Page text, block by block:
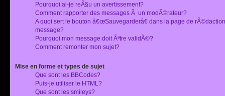
Pourquoi ai-je reÃ§u un avertissement?
Comment rapporter des messages Ã un modÃ©rateur?
A quoi sert le bouton â€œSauvegarderâ€ dans la page de
message?
Pourquoi mon message doit Ãªtre validÃ©?
Comment remonter mon sujet?
Mise en forme et types de sujet
Que sont les BBCodes?
Puis-je utiliser le HTML?
Que sont les smileys?